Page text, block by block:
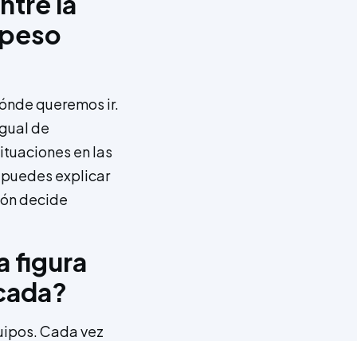
queremos ir.
de
en las
puedes explicar
decide
figura
Cada vez